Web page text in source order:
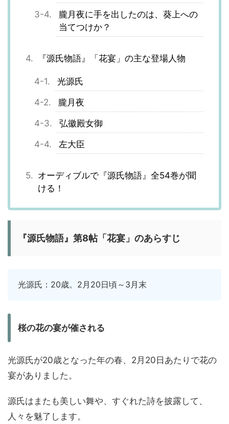
朧月夜に手を出したのは、葵上への
当てつけか？
『源氏物語』「花宴」の主な登場人物
光源氏
朧月夜
弘徽殿女御
左大臣
オーディブルで『源氏物語』全54巻が聞
ける！
『源氏物語』第8帖「花宴」のあらすじ
光源氏：20歳。2月20日頃～3月末
桜の花の宴が催される
光源氏が20歳となった年の春、2月20日あたりで花の
宴がありました。
源氏はまたも美しい舞や、すぐれた詩を披露して、
人々を魅了します。